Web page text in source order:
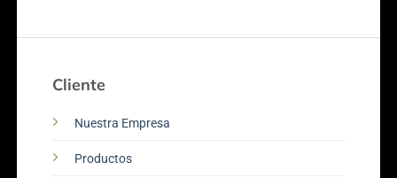
Cliente
Nuestra Empresa
Productos